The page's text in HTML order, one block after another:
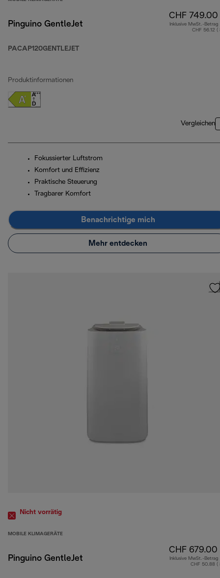
Pinguino GentleJet
PACAP120GENTLEJET
CHF 749.00
Inklusive MwSt.-Betrag
CHF 56.12 (
Produktinformationen
Vergleichen
Fokussierter Luftstrom
Komfort und Effizienz
Praktische Steuerung
Tragbarer Komfort
Benachrichtige mich
Mehr entdecken
Nicht vorrätig
MOBILE KLIMAGERÄTE
Pinguino GentleJet
CHF 679.00
Inklusive MwSt.-Betrag
CHF 50.88 (